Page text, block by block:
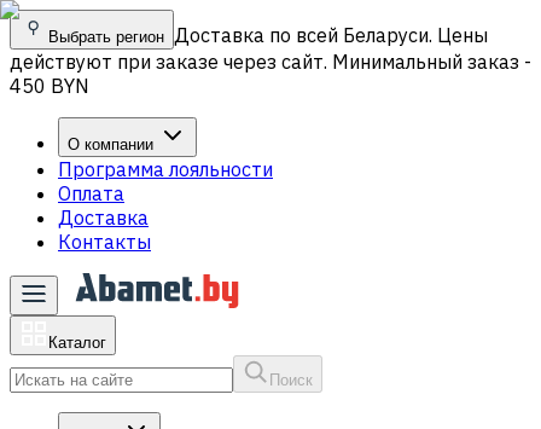
Выбрать регион Доставка по всей Беларуси. Цены
действуют при заказе через сайт. Минимальный заказ -
450 BYN
О компании
Программа лояльности
Оплата
Доставка
Контакты
Каталог
Поиск